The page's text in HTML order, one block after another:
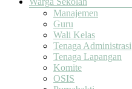
Manajemen
Guru
Wali Kelas
Tenaga Administrasi
Tenaga Lapangan
Komite
OSIS